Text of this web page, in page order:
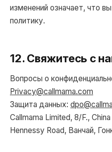
изменений означает, что
политику.
12. Свяжитесь с
Вопросы о
Privacy@callmama.com
Защита данных:
Callmama Limited, 8/F.,
Hennessy Road, Ванчай,